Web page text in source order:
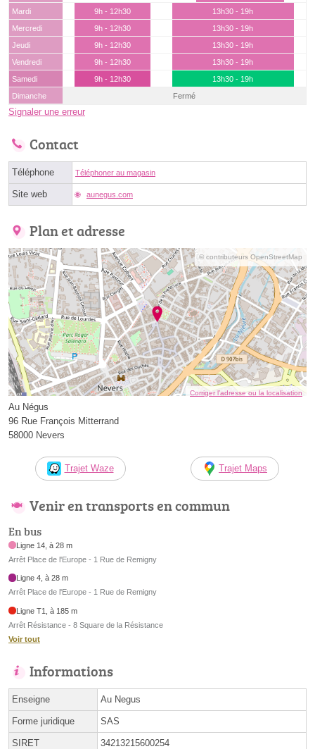
Mardi
9h - 12h30
13h30 - 19h
Mercredi
9h - 12h30
13h30 - 19h
Jeudi
9h - 12h30
13h30 - 19h
Vendredi
9h - 12h30
13h30 - 19h
Samedi
9h - 12h30
13h30 - 19h
Dimanche
Fermé
Signaler une erreur
Contact
Téléphone Téléphoner au magasin
Site web aunegus.com
Plan et adresse
© contributeurs OpenStreetMap
Corriger l’adresse ou la localisation
Au Négus
96 Rue François Mitterrand
58000 Nevers
Trajet Waze Trajet Maps
Venir en transports en commun
En bus
Ligne 14, à 28 m
Arrêt Place de l'Europe - 1 Rue de Remigny
Ligne 4, à 28 m
Arrêt Place de l'Europe - 1 Rue de Remigny
Ligne T1, à 185 m
Arrêt Résistance - 8 Square de la Résistance
Voir tout
Informations
Enseigne Au Negus
Forme juridique SAS
SIRET 34213215600254